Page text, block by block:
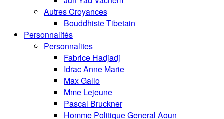
Autres Croyances
Bouddhiste Tibetain
Personnalités
Personnalites
Fabrice Hadjadj
Idrac Anne Marie
Max Gallo
Mme Lejeune
Pascal Bruckner
Homme Politique General Aoun